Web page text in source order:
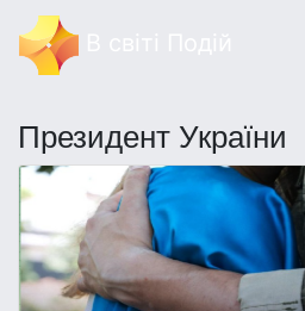
Президент України